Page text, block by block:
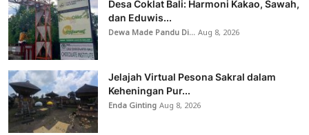
Desa Coklat Bali: Harmoni Kakao, Sawah,
dan Eduwis...
Dewa Made Pandu Di...Aug 8, 2026
Jelajah Virtual Pesona Sakral dalam
Keheningan Pur...
Enda GintingAug 8, 2026